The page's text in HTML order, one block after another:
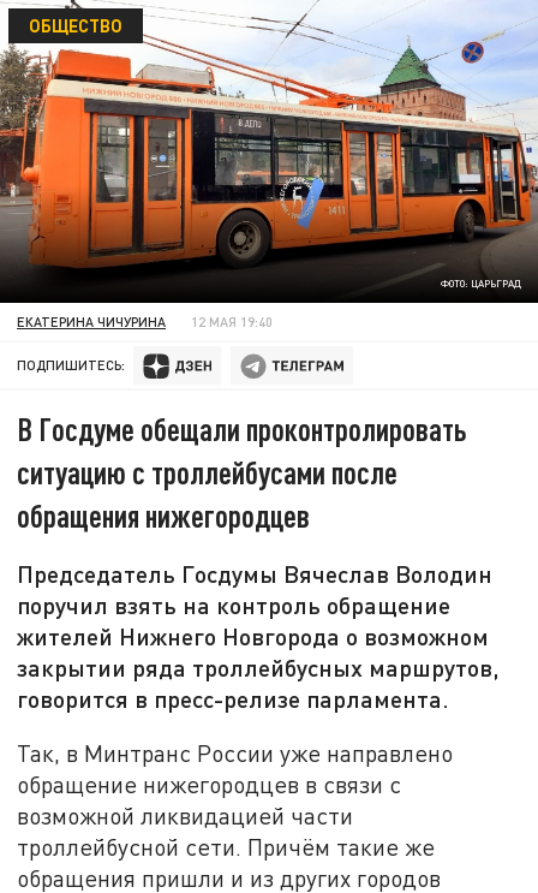
ФОТО: ЦАРЬГРАД
ОБЩЕСТВО
ЕКАТЕРИНА ЧИЧУРИНА 12 МАЯ 19:40
ПОДПИШИТЕСЬ:
В Госдуме обещали проконтролировать
ситуацию с троллейбусами после
обращения нижегородцев
Председатель Госдумы Вячеслав Володин
поручил взять на контроль обращение
жителей Нижнего Новгорода о возможном
закрытии ряда троллейбусных маршрутов,
говорится в пресс-релизе парламента.
Так, в Минтранс России уже направлено
обращение нижегородцев в связи с
возможной ликвидацией части
троллейбусной сети. Причём такие же
обращения пришли и из других городов